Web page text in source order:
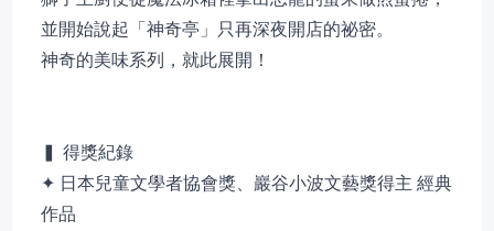
並開始說起「神奇亭」只再深夜開店的祕密。
神奇的美味系列，就此展開！
▍ 得獎紀錄
✦ 日本兒童文學者協會獎、巖谷小波文藝獎得主 經典
作品